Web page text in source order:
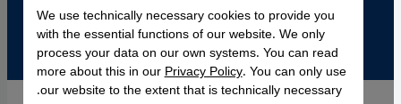
We use technically necessary cookies to provide you
with the essential functions of our website. We only
process your data on our own systems. You can read
more about this in ourPrivacy Policy. You can only use
our website to the extent that is technically necessary.